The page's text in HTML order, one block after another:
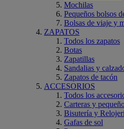
Mochilas
Pequeños bolsos
Bolsas de viaje y
ZAPATOS
Todos los zapatos
Botas
Zapatillas
Sandalias y
Zapatos de tacón
ACCESORIOS
Todos los
Carteras y
Bisutería y
Gafas de sol